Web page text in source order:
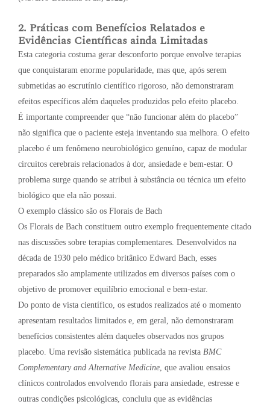
2. Práticas com Benefícios Relatados e
Evidências Científicas ainda Limitadas
Esta categoria costuma gerar desconforto porque envolve terapias
que conquistaram enorme popularidade, mas que, após serem
submetidas ao escrutínio científico rigoroso, não demonstraram
efeitos específicos além daqueles produzidos pelo efeito placebo.
É importante compreender que “não funcionar além do placebo”
não significa que o paciente esteja inventando sua melhora. O efeito
placebo é um fenômeno neurobiológico genuíno, capaz de modular
circuitos cerebrais relacionados à dor, ansiedade e bem-estar. O
problema surge quando se atribui à substância ou técnica um efeito
biológico que ela não possui.
O exemplo clássico são os Florais de Bach
Os Florais de Bach constituem outro exemplo frequentemente citado
nas discussões sobre terapias complementares. Desenvolvidos na
década de 1930 pelo médico britânico Edward Bach, esses
preparados são amplamente utilizados em diversos países com o
objetivo de promover equilíbrio emocional e bem-estar.
Do ponto de vista científico, os estudos realizados até o momento
apresentam resultados limitados e, em geral, não demonstraram
benefícios consistentes além daqueles observados nos grupos
placebo. Uma revisão sistemática publicada na revista BMC
Complementary and Alternative Medicine , que avaliou ensaios
clínicos controlados envolvendo florais para ansiedade, estresse e
outras condições psicológicas, concluiu que as evidências